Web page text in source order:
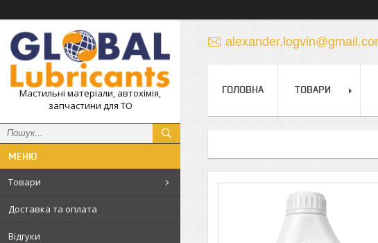
Мастильні матеріали, автохімія,
запчастини для ТО
Товари
Доставка та оплата
Відгуки
ГОЛОВНА ТОВАРИ